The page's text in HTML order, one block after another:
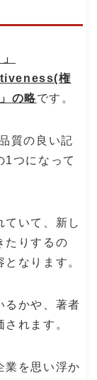
権
の略です。
質の良い記
1つになって
ていて、新し
たりするの
なります。
るかや、著者
れます。
業を思い浮か